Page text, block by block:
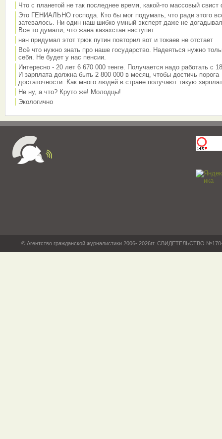
Что с планетой не так последнее время, какой-то массовый свист
Это ГЕНИАЛЬНО господа. Кто бы мог подумать, что ради этого
затевалось. Ни один наш шибко умный эксперт даже не
Все то думали, что жана казахстан наступит
нан придумал этот трюк путин повторил вот и токаев не отстает
Всё что нужно знать про наше государство. Надеяться нужно
себя. Не будет у нас пенсии.
Интересно - 20 лет 6 670 000 тенге. Получается надо работать с
И зарплата должна быть 2 800 000 в месяц, чтобы достичь порога
достаточности. Как много людей в стране получают такую
Не ну, а что? Круто же! Молодцы!
Экологично
© Агентство гражданской журналистики 2006- 2026гг. СВИДЕТЕЛЬСТВО